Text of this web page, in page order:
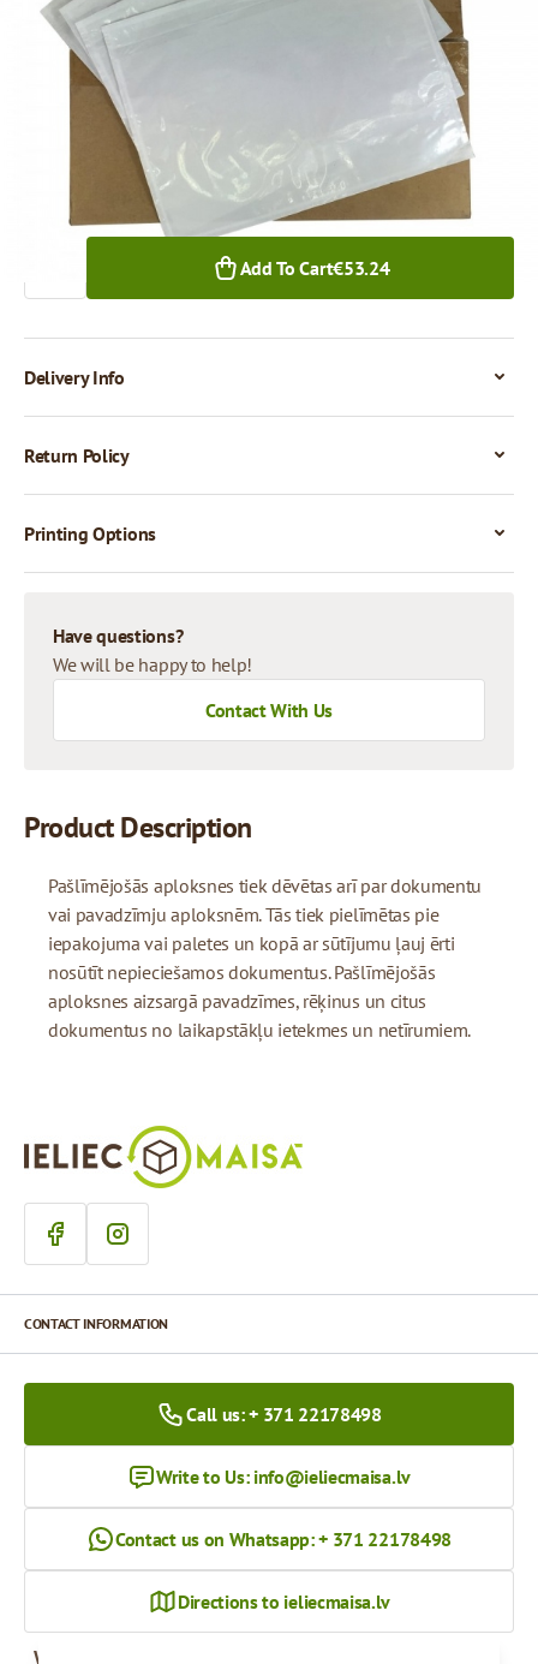
Price per 1,000 pieces
€53.24
1,000+ pcs.
Add To Cart€53.24
Delivery Info
Return Policy
Printing Options
Have questions?
We will be happy to help!
Contact With Us
Product Description
Pašlīmējošās aploksnes tiek dēvētas arī par dokumentu
vai pavadzīmju aploksnēm. Tās tiek pielīmētas pie
iepakojuma vai paletes un kopā ar sūtījumu ļauj ērti
nosūtīt nepieciešamos dokumentus. Pašlīmējošās
aploksnes aizsargā pavadzīmes, rēķinus un citus
dokumentus no laikapstākļu ietekmes un netīrumiem.
CONTACT INFORMATION
Call us: + 371 22178498
Write to Us: info@ieliecmaisa.lv
Contact us on Whatsapp: + 371 22178498
Directions to ieliecmaisa.lv
Working hours